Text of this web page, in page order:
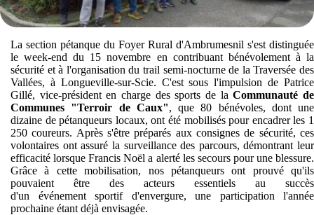
La section pétanque du Foyer Rural d'Ambrumesnil s'est distinguée
le week-end du 15 novembre en contribuant bénévolement à la
sécurité et à l'organisation du trail semi-nocturne de la Traversée des
Vallées, à Longueville-sur-Scie. C'est sous l'impulsion de Patrice
Gillé, vice-président en charge des sports de laCommunauté de
Communes "Terroir de Caux", que 80 bénévoles, dont une
dizaine de pétanqueurs locaux, ont été mobilisés pour encadrer les 1
250 coureurs. Après s'être préparés aux consignes de sécurité, ces
volontaires ont assuré la surveillance des parcours, démontrant leur
efficacité lorsque Francis Noël a alerté les secours pour une blessure.
Grâce à cette mobilisation, nos pétanqueurs ont prouvé qu'ils
pouvaient être des acteurs essentiels au succès
d'un événement sportif d'envergure, une participation l'année
prochaine étant déjà envisagée.